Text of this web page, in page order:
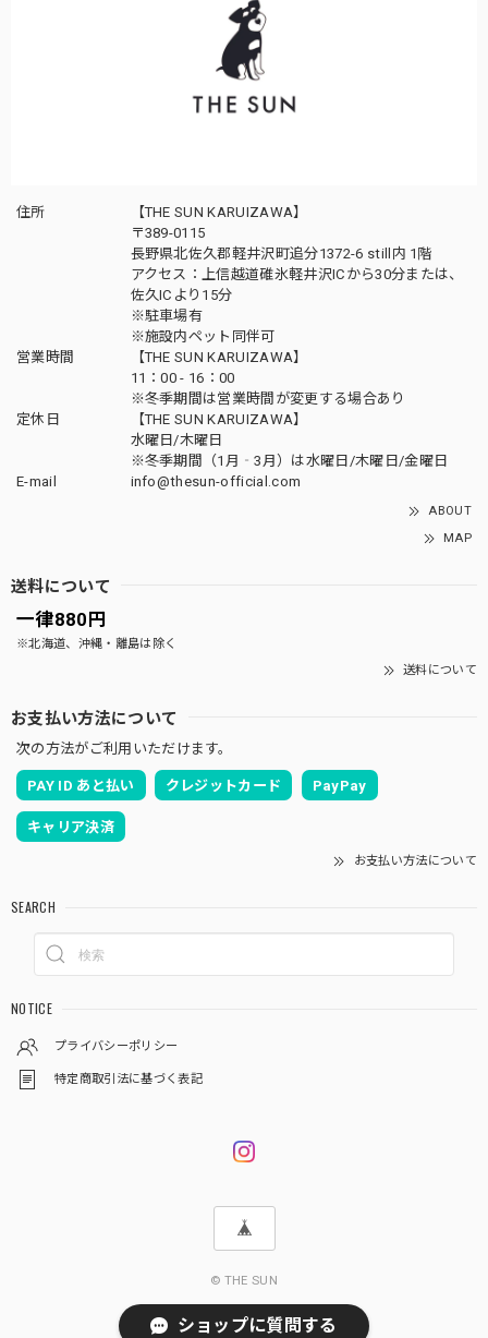
住所
【THE SUN KARUIZAWA】
〒389-0115
長野県北佐久郡軽井沢町追分1372-6 still内 1階
アクセス：上信越道碓氷軽井沢ICから30分または、
佐久ICより15分
※駐車場有
※施設内ペット同伴可
営業時間
【THE SUN KARUIZAWA】
11：00 - 16：00
※冬季期間は営業時間が変更する場合あり
定休日
【THE SUN KARUIZAWA】
水曜日/木曜日
※冬季期間（1月‐3月）は水曜日/木曜日/金曜日
E-mail
info@thesun-official.com
ABOUT
MAP
送料について
一律880円
※北海道、沖縄・離島は除く
送料について
お支払い方法について
次の方法がご利用いただけます。
PAY ID あと払い クレジットカード PayPay
キャリア決済
お支払い方法について
SEARCH
NOTICE
プライバシーポリシー
特定商取引法に基づく表記
© THE SUN
ショップに質問する